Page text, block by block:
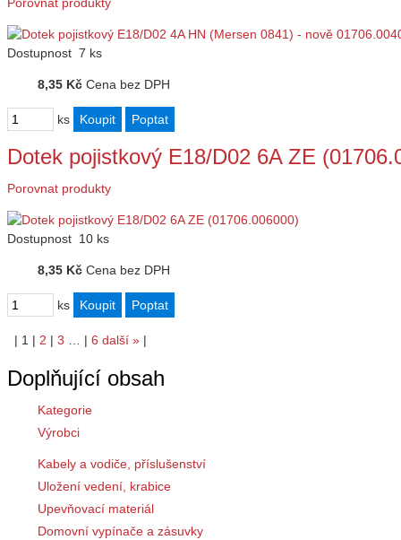
Dostupnost 7 ks
8,35 Kč Cena bez DPH
ks
Dotek pojistkový E18/D02 6A ZE
Porovnat produkty
Dostupnost 10 ks
8,35 Kč Cena bez DPH
ks
| 1 | 2 | 3 | 6 další » |
Doplňující obsah
Kategorie
Výrobci
Kabely a vodiče, příslušenství
Uložení vedení, krabice
Upevňovací materiál
Domovní vypínače a zásuvky